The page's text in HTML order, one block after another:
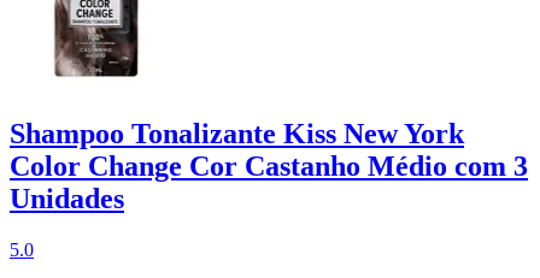
Shampoo Tonalizante Kiss New York
Color Change Cor Castanho Médio com 3
Unidades
5.0